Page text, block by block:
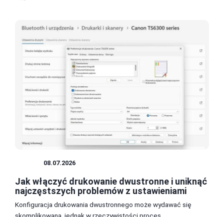
08.07.2026
Jak włączyć drukowanie dwustronne i uniknąć
najczęstszych problemów z ustawieniami
Konfiguracja drukowania dwustronnego może wydawać się